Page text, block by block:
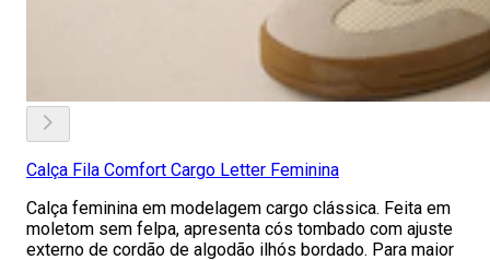
Calça Fila Comfort Cargo Letter Feminina
Calça feminina em modelagem cargo clássica. Feita em
moletom sem felpa, apresenta cós tombado com ajuste
externo de cordão de algodão ilhós bordado. Para maior